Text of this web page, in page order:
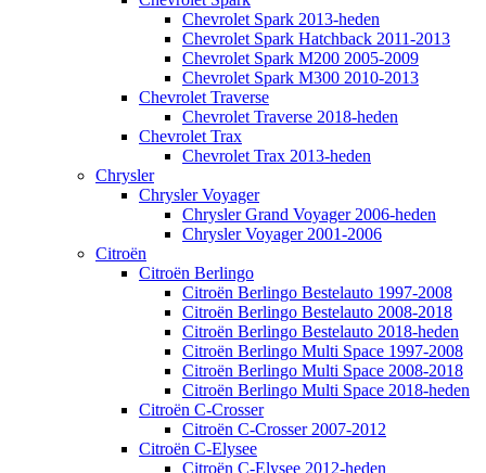
Chevrolet Spark 2013-heden
Chevrolet Spark Hatchback 2011-2013
Chevrolet Spark M200 2005-2009
Chevrolet Spark M300 2010-2013
Chevrolet Traverse
Chevrolet Traverse 2018-heden
Chevrolet Trax
Chevrolet Trax 2013-heden
Chrysler
Chrysler Voyager
Chrysler Grand Voyager 2006-heden
Chrysler Voyager 2001-2006
Citroën
Citroën Berlingo
Citroën Berlingo Bestelauto 1997-2008
Citroën Berlingo Bestelauto 2008-2018
Citroën Berlingo Bestelauto 2018-heden
Citroën Berlingo Multi Space 1997-2008
Citroën Berlingo Multi Space 2008-2018
Citroën Berlingo Multi Space 2018-heden
Citroën C-Crosser
Citroën C-Crosser 2007-2012
Citroën C-Elysee
Citroën C-Elysee 2012-heden